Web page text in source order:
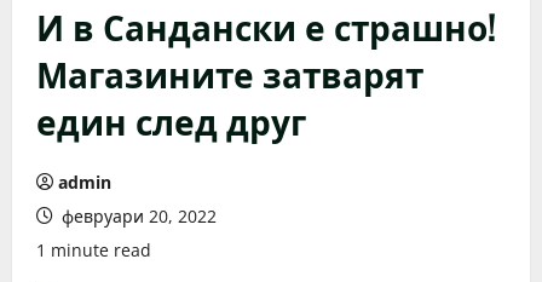
И в Сандански е страшно!
Магазините затварят
един след друг
admin
февруари 20, 2022
1 minute read